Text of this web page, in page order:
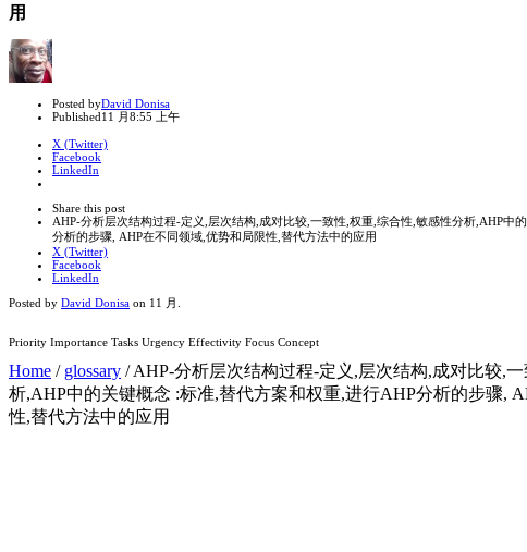
用
Author
Posted byDavid Donisa
Published11 月8:55 上午
X (Twitter)
Facebook
LinkedIn
post
Share this postClose
sharing
box
AHP-分析层次结构过程-定义,层次结构,成对比较,一致性,权重,综合性,敏感性分析,AHP中
分析的步骤, AHP在不同领域,优势和局限性,替代方法中的应用
X (Twitter)
Facebook
LinkedIn
Posted by David Donisa on 11 月
Priority Importance Tasks Urgency Effectivity Focus Concept
Home / glossary /AHP-分析层次结构过程-定义,层次结构,成对比较,
析,AHP中的关键概念 :标准,替代方案和权重,进行AHP分析的步骤,
性,替代方法中的应用